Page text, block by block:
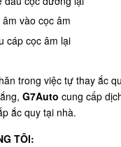
vào cọc âm
cáp cọc âm lại
trong việc tự thay ắc
G7Auto cung cấp
ắc quy tại nhà.
TÔI: